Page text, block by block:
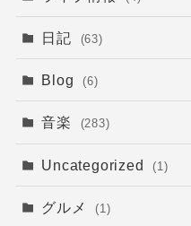
日記 (63)
Blog (6)
音楽 (283)
Uncategorized (1)
グルメ (1)